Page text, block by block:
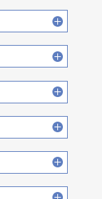
9月 [12]
7月 [19]
5月 [14]
月 [18]
9月 [14]
5月 [18]
11月 [9]
9月 [16]
7月 [16]
5月 [14]
月 [17]
9月 [15]
7月 [21]
5月 [20]
月 [14]
9月 [12]
7月 [14]
月 [22]
9月 [24]
11月 [28]